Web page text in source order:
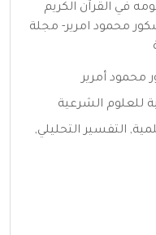
في القرآن الكريم
محمود امرير- مجلة
أمرير
للعلوم الشرعية
, التفسير التحليلي,